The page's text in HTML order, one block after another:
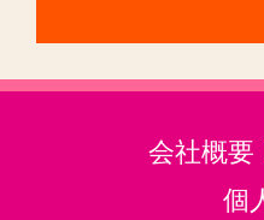
会社概要
個